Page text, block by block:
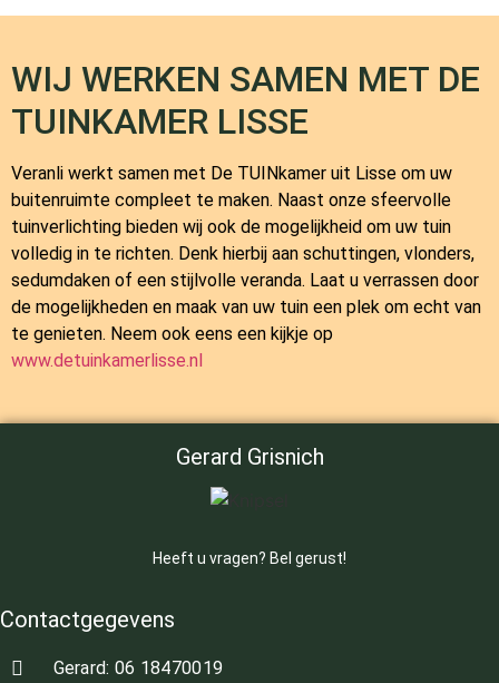
WIJ WERKEN SAMEN MET DE
TUINKAMER LISSE
Veranli werkt samen met De TUINkamer uit Lisse om uw
buitenruimte compleet te maken. Naast onze sfeervolle
tuinverlichting bieden wij ook de mogelijkheid om uw tuin
volledig in te richten. Denk hierbij aan schuttingen, vlonders,
sedumdaken of een stijlvolle veranda. Laat u verrassen door
de mogelijkheden en maak van uw tuin een plek om echt van
te genieten. Neem ook eens een kijkje op
www.detuinkamerlisse.nl
Gerard Grisnich
Heeft u vragen? Bel gerust!
Contactgegevens
Gerard: 06 18470019